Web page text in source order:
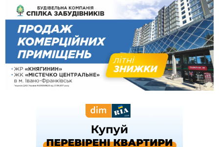
13:01
Ветеран з Франківська через суд скасував 17 тисяч
штрафу від ТЦК за неявку по повістці
12:26
ВІДЕО Про франківських лікарів, які рятують військових
від фантомного болю, зняли документальний фільм
11:12
Україна придбала у Туреччини 70 ракет ATACMS та 12
пускових установок M270
08 Серпня
До +30°C і майже без опадів: синоптики розповіли про
погоду на Прикарпатті у найближчі дні
У Франківську мотоцикліст врізався в інший двоколісник,